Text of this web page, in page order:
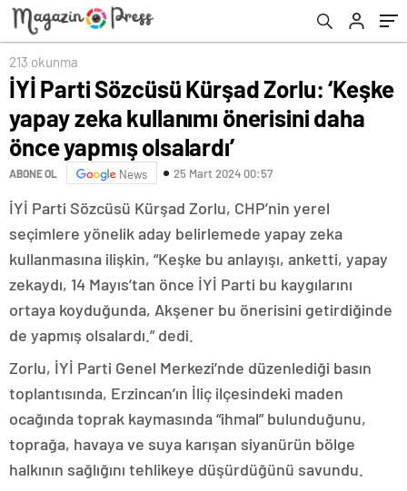
olsalardı’
213 okunma
İYİ Parti Sözcüsü Kürşad Zorlu: ‘Keşke
yapay zeka kullanımı önerisini daha
önce yapmış olsalardı’
ABONE OL News 25 Mart 2024 00:57
İYİ Parti Sözcüsü Kürşad Zorlu, CHP’nin yerel
seçimlere yönelik aday belirlemede yapay zeka
kullanmasına ilişkin, “Keşke bu anlayışı, anketti, yapay
zekaydı, 14 Mayıs’tan önce İYİ Parti bu kaygılarını
ortaya koyduğunda, Akşener bu önerisini getirdiğinde
de yapmış olsalardı.” dedi.
Zorlu, İYİ Parti Genel Merkezi’nde düzenlediği basın
toplantısında, Erzincan’ın İliç ilçesindeki maden
ocağında toprak kaymasında “ihmal” bulunduğunu,
toprağa, havaya ve suya karışan siyanürün bölge
halkının sağlığını tehlikeye düşürdüğünü savundu.